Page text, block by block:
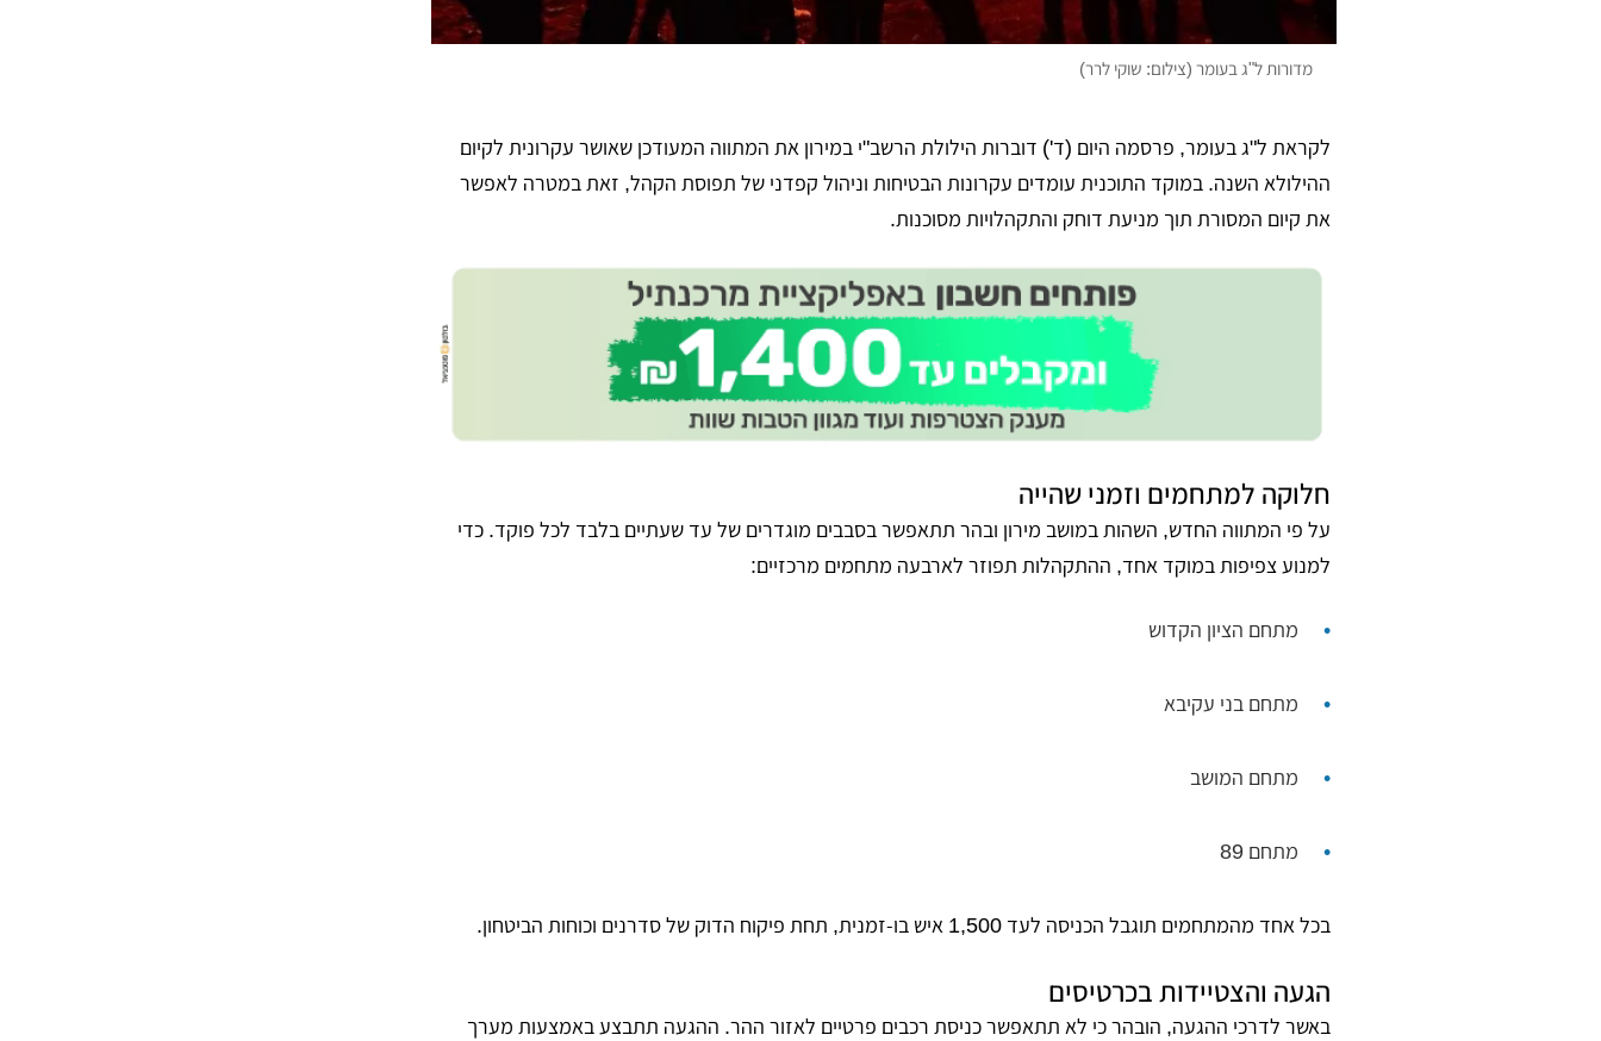
מדורות ל"ג בעומר (צילום: שוקי לרר)
לקראת ל"ג בעומר, פרסמה היום (ד') דוברות הילולת הרשב"י במירון את המתווה המעודכן שאושר עקרונית לקיום
ההילולא השנה. במוקד התוכנית עומדים עקרונות הבטיחות וניהול קפדני של תפוסת הקהל, זאת במטרה לאפשר
את קיום המסורת תוך מניעת דוחק והתקהלויות מסוכנות.
חלוקה למתחמים וזמני שהייה
על פי המתווה החדש, השהות במושב מירון ובהר תתאפשר בסבבים מוגדרים של עד שעתיים בלבד לכל פוקד. כדי
למנוע צפיפות במוקד אחד, ההתקהלות תפוזר לארבעה מתחמים מרכזיים:
מתחם הציון הקדוש
מתחם בני עקיבא
מתחם המושב
מתחם 89
בכל אחד מהמתחמים תוגבל הכניסה לעד 1,500 איש בו-זמנית, תחת פיקוח הדוק של סדרנים וכוחות הביטחון.
הגעה והצטיידות בכרטיסים
באשר לדרכי ההגעה, הובהר כי לא תתאפשר כניסת רכבים פרטיים לאזור ההר. ההגעה תתבצע באמצעות מערך